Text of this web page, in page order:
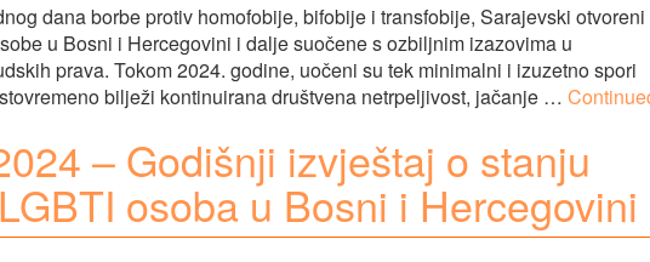
dana borbe protiv homofobije, bifobije i transfobije, Sarajevski otvoreni
u Bosni i Hercegovini i dalje suočene s ozbiljnim izazovima u
prava. Tokom 2024. godine, uočeni su tek minimalni i izuzetno spori
bilježi kontinuirana društvena netrpeljivost, jačanje …
– Godišnji izvještaj o stanju
osoba u Bosni i Hercegovini